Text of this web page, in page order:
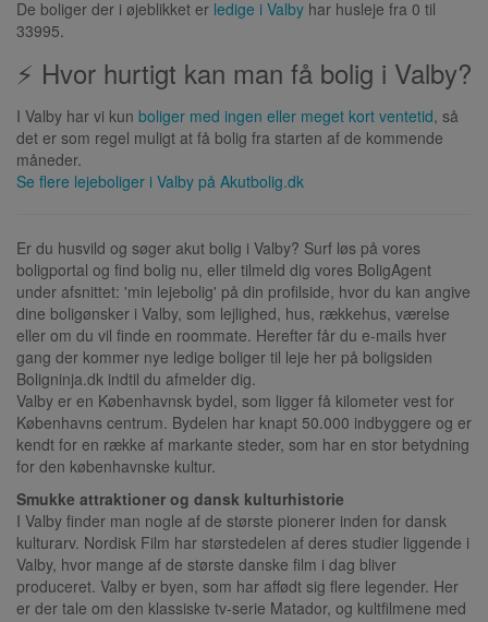
De boliger der i øjeblikket er ledige i Valby har husleje fra 0 til
33995.
⚡ Hvor hurtigt kan man få bolig i Valby?
I Valby har vi kun boliger med ingen eller meget kort ventetid, så
det er som regel muligt at få bolig fra starten af de kommende
måneder.
Se flere lejeboliger i Valby på Akutbolig.dk
Er du husvild og søger akut bolig i Valby? Surf løs på vores
boligportal og find bolig nu, eller tilmeld dig vores BoligAgent
under afsnittet: 'min lejebolig' på din profilside, hvor du kan angive
dine boligønsker i Valby, som lejlighed, hus, rækkehus, værelse
eller om du vil finde en roommate. Herefter får du e-mails hver
gang der kommer nye ledige boliger til leje her på boligsiden
Boligninja.dk indtil du afmelder dig.
Valby er en Københavnsk bydel, som ligger få kilometer vest for
Københavns centrum. Bydelen har knapt 50.000 indbyggere og er
kendt for en række af markante steder, som har en stor betydning
for den københavnske kultur.
Smukke attraktioner og dansk kulturhistorie
I Valby finder man nogle af de største pionerer inden for dansk
kulturarv. Nordisk Film har størstedelen af deres studier liggende i
Valby, hvor mange af de største danske film i dag bliver
produceret. Valby er byen, som har affødt sig flere legender. Her
er der tale om den klassiske tv-serie Matador, og kultfilmene med